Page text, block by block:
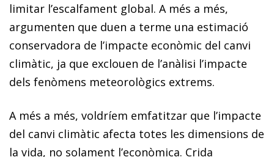
limitar l’escalfament global. A més a més,
argumenten que duen a terme una estimació
conservadora de l’impacte econòmic del canvi
climàtic, ja que exclouen de l’anàlisi l’impacte
dels fenòmens meteorològics extrems.
A més a més, voldríem emfatitzar que l’impacte
del canvi climàtic afecta totes les dimensions de
la vida, no solament l’econòmica. Crida